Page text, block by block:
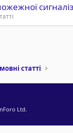
статті
Ltd.